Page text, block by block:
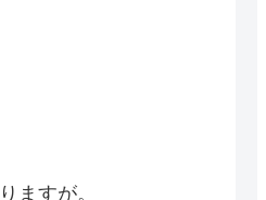
。
ますが。